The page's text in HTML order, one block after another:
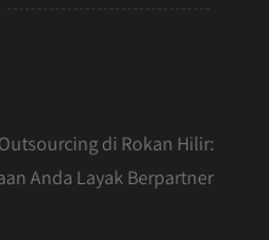
di Rokan Hilir:
Anda Layak Berpartner